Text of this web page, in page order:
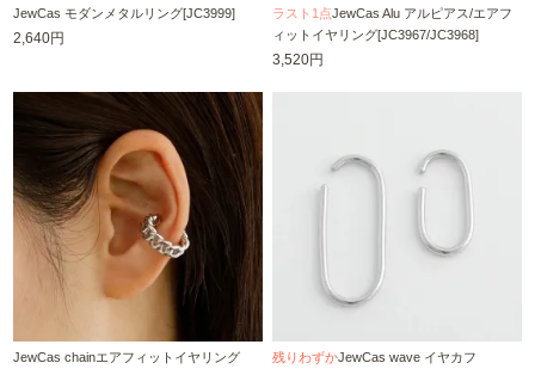
JewCas モダンメタルリング[JC3999]
2,640円
ラスト1点JewCas Alu アルピアス/エアフ
ィットイヤリング[JC3967/JC3968]
3,520円
JewCas chainエアフィットイヤリング
残りわずかJewCas wave イヤカフ